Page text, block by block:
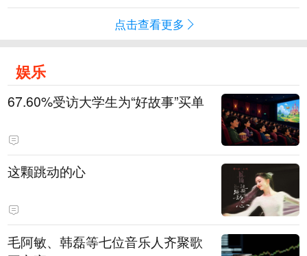
点击查看更多
娱乐
67.60%受访大学生为“好故事”买单
这颗跳动的心
毛阿敏、韩磊等七位音乐人齐聚歌